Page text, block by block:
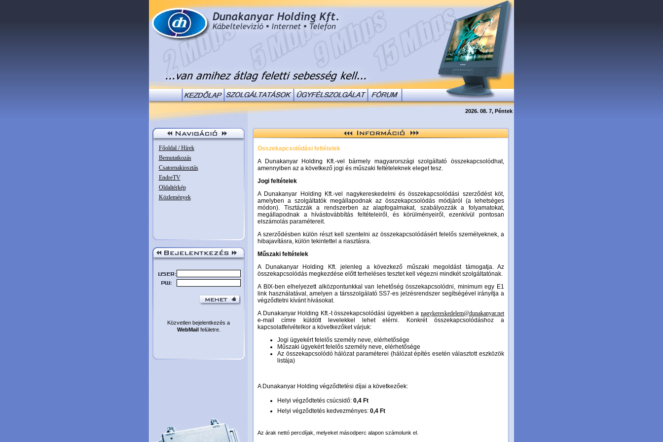
2026. 08. 7, Péntek
Főoldal / Hírek
Bemutatkozás
Csatornakiosztás
EndreTV
Oldaltérkép
Közlemények
Közvetlen bejelentkezés a
WebMailfelületre.
Összekapcsolódási feltételek
A Dunakanyar Holding Kft.-vel bármely magyarországi szolgáltató összekapcsolódhat,
amennyiben az a következő jogi és műszaki feltételeknek eleget tesz.
Jogi feltételek
A Dunakanyar Holding Kft.-vel nagykereskedelmi és összekapcsolódási szerződést köt,
amelyben a szolgáltatók megállapodnak az összekapcsolódás módjáról (a lehetséges
módon). Tisztázzák a rendszerben az alapfogalmakat, szabályozzák a folyamatokat,
megállapodnak a hívástovábbítás feltételeiről, és körülményeiről, ezenkívül pontosan
elszámolás paramétereit.
A szerződésben külön részt kell szentelni az összekapcsolódásért felelős személyeknek, a
hibajavításra, külön tekintettel a riasztásra.
Műszaki feltételek
A Dunakanyar Holding Kft. jelenleg a kövezkező műszaki megoldást támogatja. Az
összekapcsolódás megkezdése előtt terheléses tesztet kell végezni mindkét szolgáltatónak.
A BIX-ben elhelyezett alközpontunkkal van lehetőség összekapcsolódni, minimum egy E1
link használatával, amelyen a társszolgálató SS7-es jelzésrendszer segítségével irányítja a
végződtetni kívánt hívásokat.
A Dunakanyar Holding Kft.-t összekapcsolódási ügyekben a nagykereskedelem@dunakanyar.net
e-mail címre küldött levelekkel lehet elérni. Konkrét összekapcsolódáshoz a
kapcsolatfelvételkor a következőket várjuk:
Jogi ügyekért felelős személy neve, elérhetősége
Műszaki ügyekért felelős személy neve, elérhetősége
Az összekapcsolódó hálózat paraméterei (hálózat építés esetén választott eszközök
listája)
A Dunakanyar Holding végződtetési díjai a következőek:
Helyi végződtetés csúcsidő: 0,4 Ft
Helyi végződtetés kedvezményes: 0,4 Ft
Az árak nettó percdíjak, melyeket másodperc alapon számolunk el.